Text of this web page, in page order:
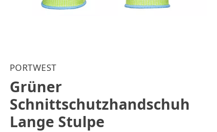
PORTWEST
Grüner
Schnittschutzhandschuh
Lange Stulpe